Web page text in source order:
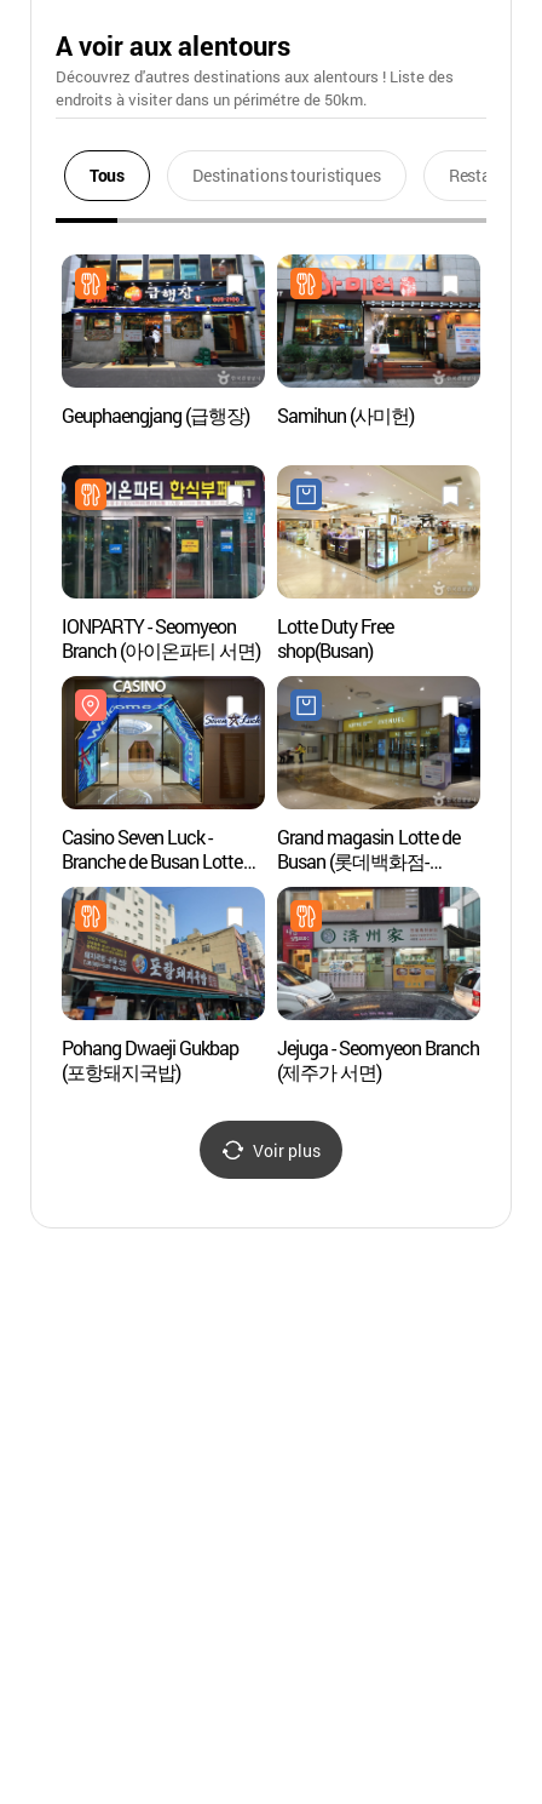
A voir aux alentours
Découvrez d'autres destinations aux alentours ! Liste des
endroits à visiter dans un périmétre de 50km.
Tous Destinations touristiques Restaurants
Geuphaengjang (급행장) Samihun (사미헌)
IONPARTY - Seomyeon
Branch (아이온파티 서면)
Lotte Duty Free
shop(Busan)
Casino Seven Luck -
Branche de Busan Lotte
(세븐럭카지노 -
부산롯데점)
Grand magasin Lotte de
Busan (롯데백화점-
부산본점)
Pohang Dwaeji Gukbap
(포항돼지국밥)
Jejuga - Seomyeon Branch
(제주가 서면)
Voir plus